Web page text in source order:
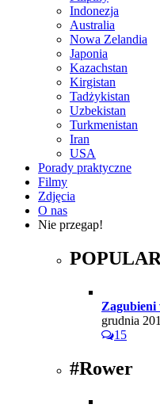
Indonezja
Australia
Nowa Zelandia
Japonia
Kazachstan
Kirgistan
Tadżykistan
Uzbekistan
Turkmenistan
Iran
USA
Porady praktyczne
Filmy
Zdjęcia
O nas
Nie przegap!
Zagubieni
grudnia
15
#Rower